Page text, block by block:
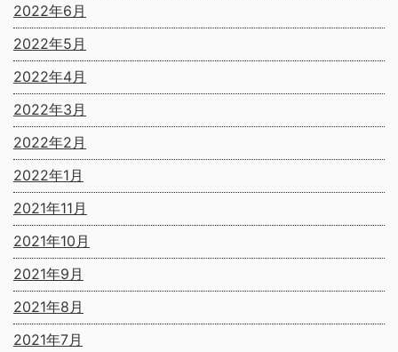
2022年6月
2022年5月
2022年4月
2022年3月
2022年2月
2022年1月
2021年11月
2021年10月
2021年9月
2021年8月
2021年7月